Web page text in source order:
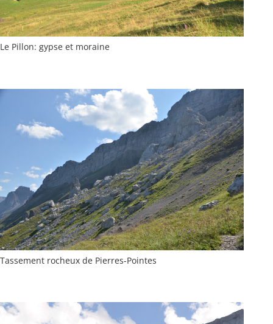
Le Pillon: gypse et moraine
Tassement rocheux de Pierres-Pointes